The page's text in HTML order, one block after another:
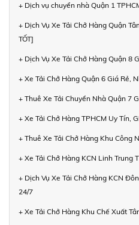
+ Dịch vụ chuyển nhà Quận 1
+ Dịch Vụ Xe Tải Chở Hàng Quận
TỐT]
+ Dịch Vụ Xe Tải Chở Hàng Quận 8
+ Xe Tải Chở Hàng Quận 6 Giá Rẻ,
+ Thuê Xe Tải Chuyển Nhà Quận 7
+ Xe Tải Chở Hàng TPHCM Uy Tín,
+ Thuê Xe Tải Chở Hàng Khu Công
+ Xe Tải Chở Hàng KCN Linh Trung
+ Dịch Vụ Xe Tải Chở Hàng KCN
24/7
+ Xe Tải Chở Hàng Khu Chế Xuất